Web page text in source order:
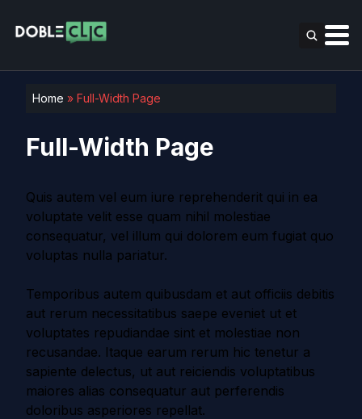
Home » Full-Width Page
Full-Width Page
Quis autem vel eum iure reprehenderit qui in ea
voluptate velit esse quam nihil molestiae
consequatur, vel illum qui dolorem eum fugiat quo
voluptas nulla pariatur.
Temporibus autem quibusdam et aut officiis debitis
aut rerum necessitatibus saepe eveniet ut et
voluptates repudiandae sint et molestiae non
recusandae. Itaque earum rerum hic tenetur a
sapiente delectus, ut aut reiciendis voluptatibus
maiores alias consequatur aut perferendis
doloribus asperiores repellat.